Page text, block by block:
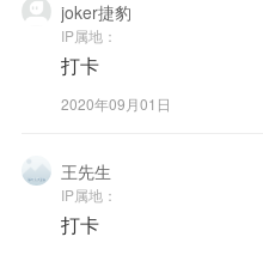
joker捷豹
IP属地：
打卡
2020年09月01日
王先生
IP属地：
打卡